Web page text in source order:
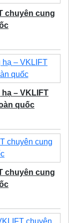
chuyên cung
– VKLIFT
quốc
chuyên cung